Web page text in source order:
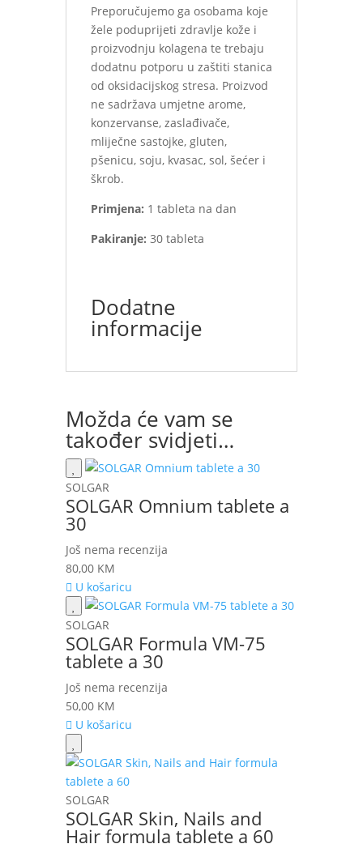
Preporučujemo ga osobama koje
žele poduprijeti zdravlje kože i
proizvodnju kolagena te trebaju
dodatnu potporu u zaštiti stanica
od oksidacijskog stresa. Proizvod
ne sadržava umjetne arome,
konzervanse, zaslađivače,
mliječne sastojke, gluten,
pšenicu, soju, kvasac, sol, šećer i
škrob.
Primjena: 1 tableta na dan
Pakiranje: 30 tableta
Dodatne
informacije
Možda će vam se
također svidjeti…
SOLGAR
SOLGAR Omnium tablete a
30
Još nema recenzija
80,00 KM
U košaricu
SOLGAR
SOLGAR Formula VM-75
tablete a 30
Još nema recenzija
50,00 KM
U košaricu
SOLGAR
SOLGAR Skin, Nails and
Hair formula tablete a 60